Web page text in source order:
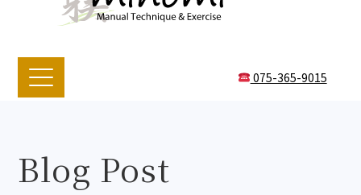
075-365-9015
Blog Post